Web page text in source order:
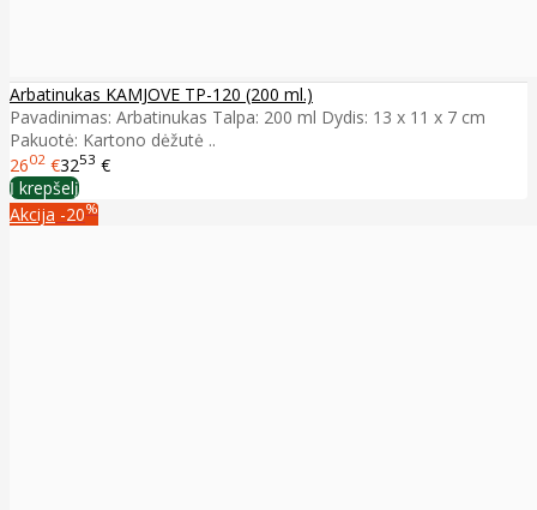
Arbatinukas KAMJOVE TP-120 (200 ml.)
Pavadinimas: Arbatinukas Talpa: 200 ml Dydis: 13 x 11 x 7 cm
Pakuotė: Kartono dėžutė ..
2602 €3253 €
Į krepšelį
Akcija -20%